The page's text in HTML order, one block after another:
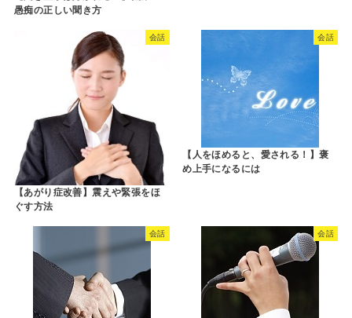
愚痴の正しい聞き方
会話
【あがり症改善】震えや緊張をほ
ぐす方法
会話
【人をほめると、愛される！】褒
め上手になるには
会話 会話